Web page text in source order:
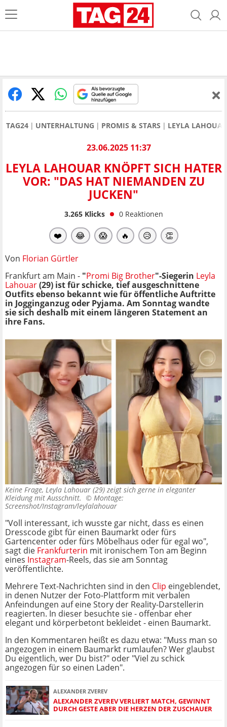
TAG24 UNTERHALTUNG PROMIS & STARS LEYLA LAHOUAR
23.06.2025 11:37
LEYLA LAHOUAR KNÖPFT SICH HATER
VOR: "DAS HAT NIEMANDEN ZU
JUCKEN"
3.265Klicks 0 Reaktionen
❤️ 😂 😱 🔥 😥 👏
Von Florian Gürtler
Frankfurt am Main - "Promi Big Brother"-Siegerin Leyla
Lahouar(29) ist für schicke, tief ausgeschnittene
Outfits ebenso bekannt wie für öffentliche Auftritte
in Jogginganzug oder Pyjama. Am Sonntag wandte
sie sich deshalb mit einem längeren Statement an
ihre Fans.
Keine Frage, Leyla Lahouar (29) zeigt sich gerne in eleganter
Kleidung mit Ausschnitt. © Montage:
Screenshot/Instagram/leylalahouar
"Voll interessant, ich wusste gar nicht, dass es einen
Dresscode gibt für einen Baumarkt oder fürs
Gartencenter oder fürs Möbelhaus oder für egal wo",
sagt die Frankfurterin mit ironischem Ton am Beginn
eines Instagram-Reels, das sie am Sonntag
veröffentlichte.
Mehrere Text-Nachrichten sind in den Clip eingeblendet,
in denen Nutzer der Foto-Plattform mit verbalen
Anfeindungen auf eine Story der Reality-Darstellerin
reagierten. In dieser besuchte sie - offenbar eher
elegant und körperbetont bekleidet - einen Baumarkt.
In den Kommentaren heißt es dazu etwa: "Muss man so
angezogen in einem Baumarkt rumlaufen? Wer glaubst
Du eigentlich, wer Du bist?" oder "Viel zu schick
angezogen für so einen Laden".
ALEXANDER ZVEREV
ALEXANDER ZVEREV VERLIERT MATCH, GEWINNT
DURCH GESTE ABER DIE HERZEN DER ZUSCHAUER